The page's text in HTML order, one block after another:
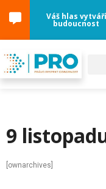
Váš hlas vytváří
budoucnost
9
[ownarchives]